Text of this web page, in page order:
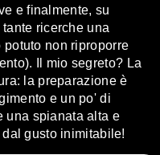
e finalmente, su
ricerche una
non riproporre
Il mio segreto? La
la preparazione è
e un po' di
una spianata alta e
gusto inimitabile!